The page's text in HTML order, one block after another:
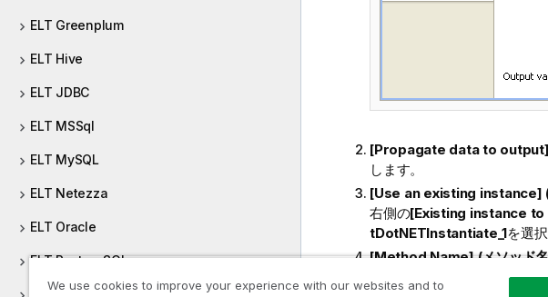
ELT Greenplum
ELT Hive
ELT JDBC
ELT MSSql
ELT MySQL
ELT Netezza
ELT Oracle
ELT PostgreSQL
ELT Sybase
[Propagate data to output]
します。
[Use an existing instance] (
右側の[Existing instance to
tDotNETInstantiate_1を選
[Method Name] (メソッド
は、カスタムメソッドである
We use cookies to improve your experience with our websites and to